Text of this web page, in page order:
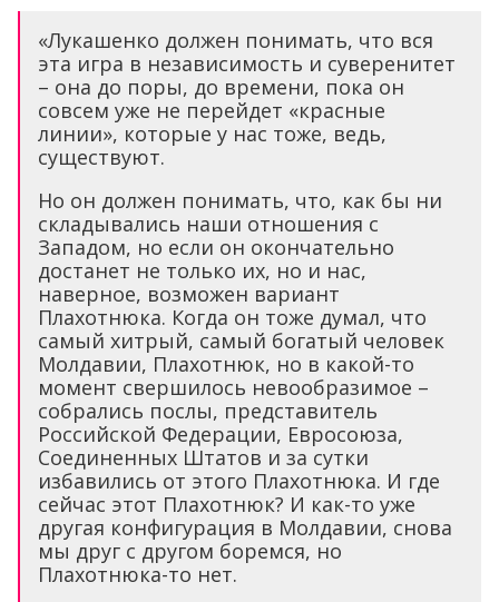
«Лукашенко должен понимать, что вся
эта игра в независимость и суверенитет
– она до поры, до времени, пока он
совсем уже не перейдет «красные
линии», которые у нас тоже, ведь,
существуют.
Но он должен понимать, что, как бы ни
складывались наши отношения с
Западом, но если он окончательно
достанет не только их, но и нас,
наверное, возможен вариант
Плахотнюка. Когда он тоже думал, что
самый хитрый, самый богатый человек
Молдавии, Плахотнюк, но в какой-то
момент свершилось невообразимое –
собрались послы, представитель
Российской Федерации, Евросоюза,
Соединенных Штатов и за сутки
избавились от этого Плахотнюка. И где
сейчас этот Плахотнюк? И как-то уже
другая конфигурация в Молдавии, снова
мы друг с другом боремся, но
Плахотнюка-то нет.